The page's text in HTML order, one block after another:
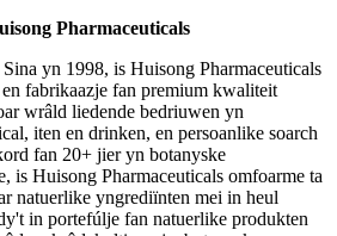
Pharmaceuticals
yn 1998, is Huisong Pharmaceuticals
fabrikaazje fan premium kwaliteit
wrâld liedende bedriuwen yn
iten en drinken, en persoanlike soarch
fan 20+ jier yn botanyske
is Huisong Pharmaceuticals omfoarme ta
natuerlike yngrediïnten mei in heul
in portefúlje fan natuerlike produkten